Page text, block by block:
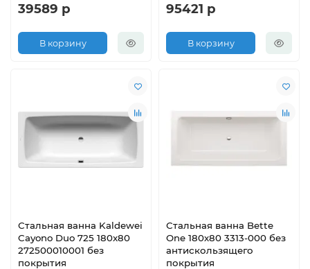
39589 р
В корзину
95421 р
В корзину
Стальная ванна Kaldewei
Cayono Duo 725 180x80
272500010001 без
покрытия
Стальная ванна Bette
One 180х80 3313-000 без
антискользящего
покрытия